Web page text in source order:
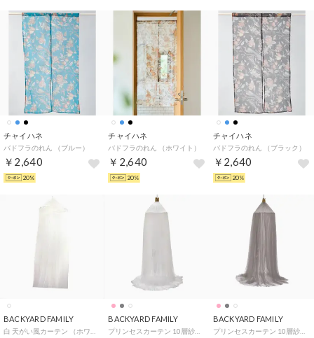
チャイハネ
バドフラのれん （ブルー）
￥2,640
20%
チャイハネ
バドフラのれん （ホワイト）
￥2,640
20%
チャイハネ
バドフラのれん （ブラック）
￥2,640
20%
BACKYARD FAMILY BACKYARD FAMILY BACKYARD FAMILY
プリンセスカーテン 10層紗製天蓋キャノピー モスキートネット （グレー）